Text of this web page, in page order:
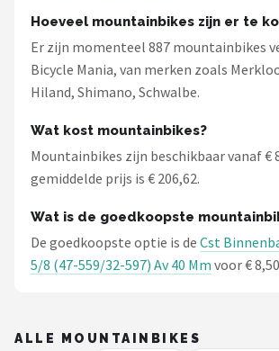
Hoeveel mountainbikes zijn er te
Er zijn momenteel 887 mountainbikes
Bicycle Mania, van merken zoals
Hiland, Shimano, Schwalbe.
Wat kost mountainbikes?
Mountainbikes zijn beschikbaar vanaf €
gemiddelde prijs is € 206,62.
Wat is de goedkoopste
De goedkoopste optie is de Cst
5/8 (47-559/32-597) Av 40 Mm voor €
ALLE MOUNTAINBIKES